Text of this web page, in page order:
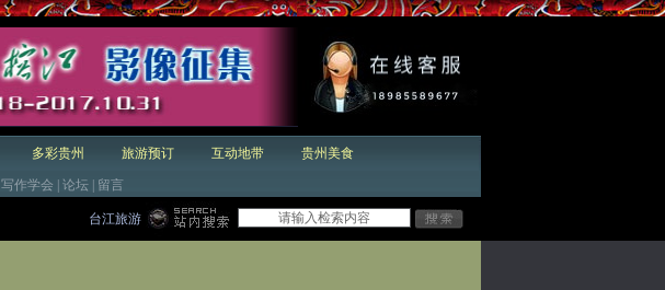
多彩贵州 旅游预订 互动地带 贵州美食
写作学会 论坛 留言
台江旅游